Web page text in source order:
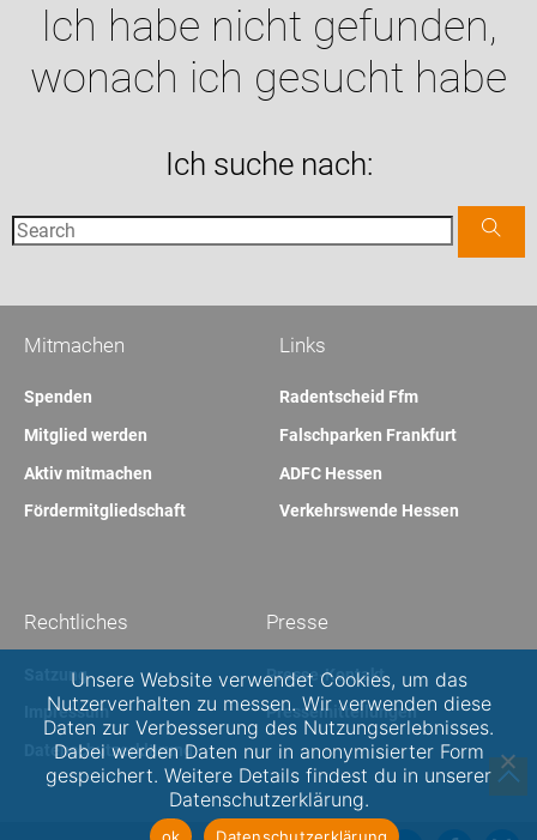
Ich habe nicht gefunden,
wonach ich gesucht habe
Ich suche nach:
Links
Radentscheid Ffm
Falschparken Frankfurt
ADFC Hessen
Verkehrswende Hessen
Mitmachen
Spenden
Mitglied werden
Aktiv mitmachen
Fördermitgliedschaft
Presse
Presse-Kontakt
Pressemitteilungen
Rechtliches
Satzung
Impressum
Datenschutzerklärung
Unsere Website verwendet Cookies, um das
Nutzerverhalten zu messen. Wir verwenden diese
Daten zur Verbesserung des Nutzungserlebnisses.
Dabei werden Daten nur in anonymisierter Form
gespeichert. Weitere Details findest du in unserer
Datenschutzerklärung.
ok Datenschutzerklärung